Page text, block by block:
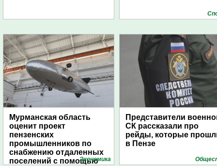
Мурманская область
оценит проект
пензенских
промышленников по
снабжению отдаленных
поселений с помощью
Экономика
Представители
СК рассказали про
рейды, которые
в Пензе